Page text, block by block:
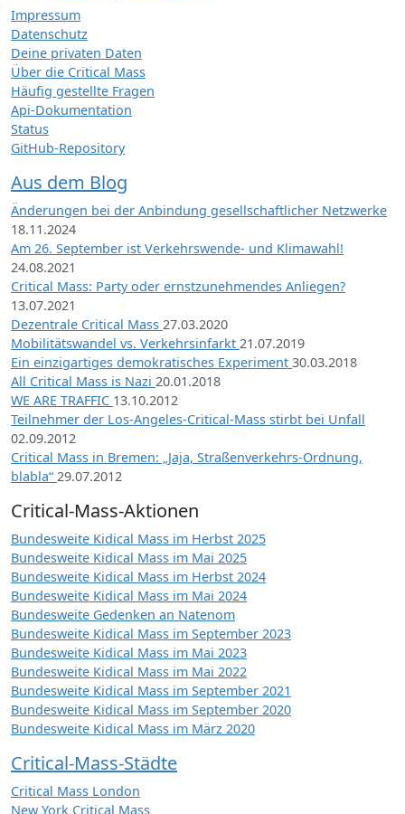
Impressum
Datenschutz
Deine privaten Daten
Über die Critical Mass
Häufig gestellte Fragen
Api-Dokumentation
Status
GitHub-Repository
Aus dem Blog
Änderungen bei der Anbindung gesellschaftlicher Netzwerke
18.11.2024
Am 26. September ist Verkehrswende- und Klimawahl!
24.08.2021
Critical Mass: Party oder ernstzunehmendes Anliegen?
13.07.2021
Dezentrale Critical Mass 27.03.2020
Mobilitätswandel vs. Verkehrsinfarkt 21.07.2019
Ein einzigartiges demokratisches Experiment 30.03.2018
All Critical Mass is Nazi 20.01.2018
WE ARE TRAFFIC 13.10.2012
Teilnehmer der Los-Angeles-Critical-Mass stirbt bei Unfall
02.09.2012
Critical Mass in Bremen: „Jaja, Straßenverkehrs-Ordnung,
blabla“ 29.07.2012
Critical-Mass-Aktionen
Bundesweite Kidical Mass im Herbst 2025
Bundesweite Kidical Mass im Mai 2025
Bundesweite Kidical Mass im Herbst 2024
Bundesweite Kidical Mass im Mai 2024
Bundesweite Gedenken an Natenom
Bundesweite Kidical Mass im September 2023
Bundesweite Kidical Mass im Mai 2023
Bundesweite Kidical Mass im Mai 2022
Bundesweite Kidical Mass im September 2021
Bundesweite Kidical Mass im September 2020
Bundesweite Kidical Mass im März 2020
Critical-Mass-Städte
Critical Mass London
New York Critical Mass